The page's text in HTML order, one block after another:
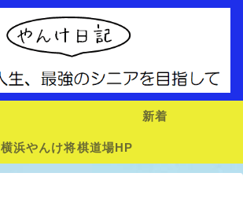
新着
横浜やんけ将棋道場HP